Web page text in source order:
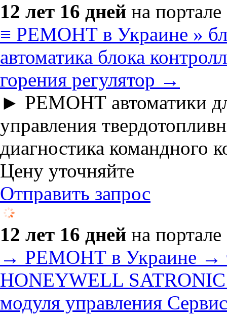
12 лет 16 дней на портале
≡ РЕМОНТ в Украине »
автоматика блока
горения регулятор →
► РЕМОНТ автоматики
управления
диагностика командного
Цену уточняйте
Отправить запрос
12 лет 16 дней на портале
→ РЕМОНТ в Украине →
HONEYWELL
модуля управления